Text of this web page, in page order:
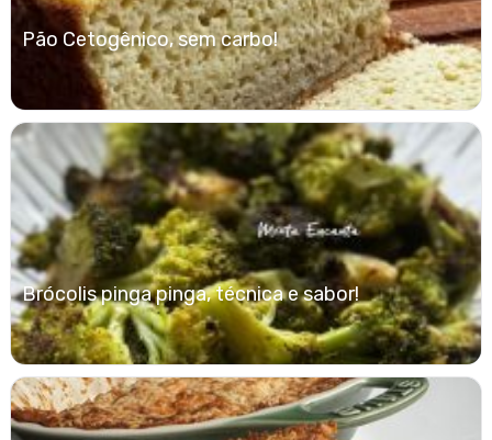
Pão Cetogênico, sem carbo!
Brócolis pinga pinga, técnica e sabor!